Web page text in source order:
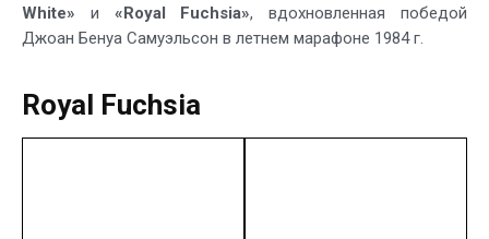
White» и «Royal Fuchsia», вдохновленная победой
Джоан Бенуа Самуэльсон в летнем марафоне 1984 г.
Royal Fuchsia